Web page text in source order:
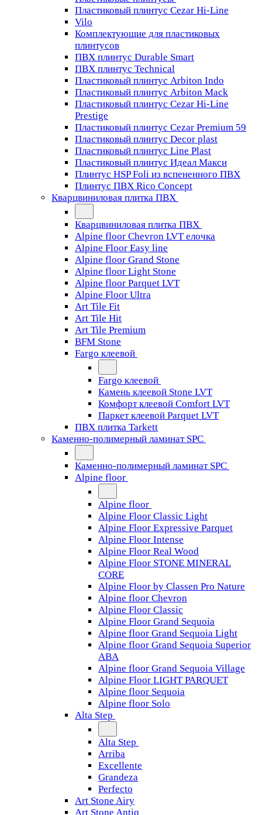
Пластиковый плинтус Cezar Hi-Line
Vilo
Комплектующие для пластиковых
плинтусов
ПВХ плинтус Durable Smart
ПВХ плинтус Technical
Пластиковый плинтус Arbiton Indo
Пластиковый плинтус Arbiton Mack
Пластиковый плинтус Cezar Hi-Line
Prestige
Пластиковый плинтус Cezar Premium 59
Пластиковый плинтус Decor plast
Пластиковый плинтус Line Plast
Пластиковый плинтус Идеал Макси
Плинтус HSP Foli из вспененного ПВХ
Плинтус ПВХ Rico Concept
Кварцвиниловая плитка ПВХ
Кварцвиниловая плитка ПВХ
Alpine floor Chevron LVT елочка
Alpine Floor Easy line
Alpine floor Grand Stone
Alpine floor Light Stone
Alpine floor Parquet LVT
Alpine Floor Ultra
Art Tile Fit
Art Tile Hit
Art Tile Premium
BFM Stone
Fargo клеевой
Fargo клеевой
Камень клеевой Stone LVT
Комфорт клеевой Comfort LVT
Паркет клеевой Parquet LVT
ПВХ плитка Tarkett
Каменно-полимерный ламинат SPC
Каменно-полимерный ламинат SPC
Alpine floor
Alpine floor
Alpine Floor Classic Light
Alpine Floor Expressive Parquet
Alpine Floor Intense
Alpine Floor Real Wood
Alpine Floor STONE MINERAL
CORE
Alpine Floor by Classen Pro Nature
Alpine floor Chevron
Alpine Floor Classic
Alpine Floor Grand Sequoia
Alpine floor Grand Sequoia Light
Alpine floor Grand Sequoia Superior
ABA
Alpine floor Grand Sequoia Village
Alpine Floor LIGHT PARQUET
Alpine floor Sequoia
Alpine floor Solo
Alta Step
Alta Step
Arriba
Excellente
Grandeza
Perfecto
Art Stone Airy
Art Stone Antiq